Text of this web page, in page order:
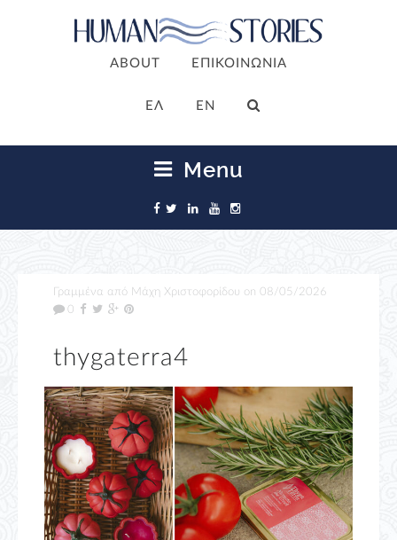
ABOUT ΕΠΙΚΟΙΝΩΝΙΑ
ΕΛ EN
Menu
Γραμμένα από Μάχη Χριστοφορίδου on 08/05/2026
0
thygaterra4